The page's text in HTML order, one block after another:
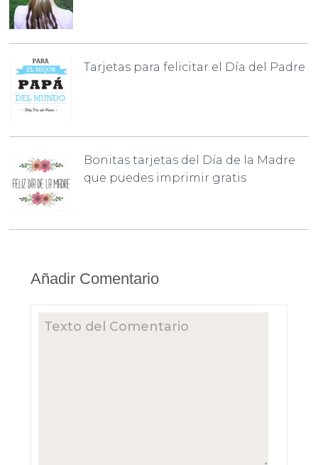
Tarjetas para felicitar el Día del Padre
Bonitas tarjetas del Día de la Madre
que puedes imprimir gratis
Añadir Comentario